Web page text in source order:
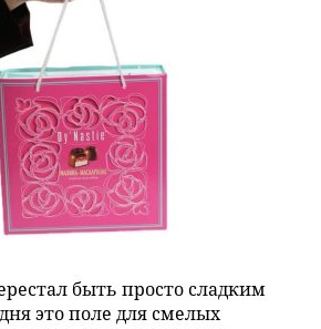
быть просто сладким
это поле для смелых